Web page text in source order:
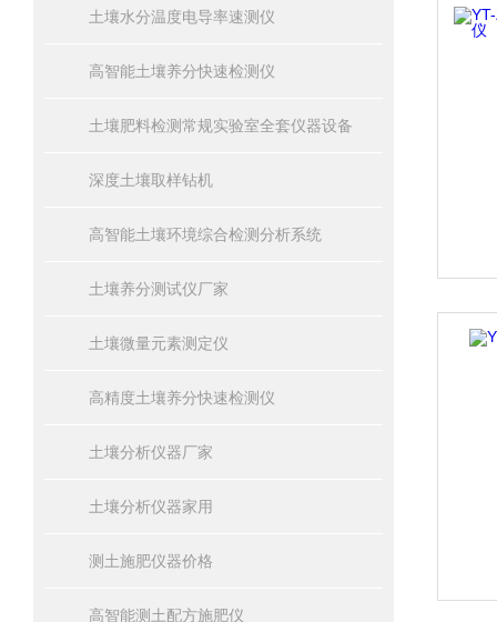
土壤水分温度电导率速测仪
高智能土壤养分快速检测仪
土壤肥料检测常规实验室全套仪器设备
深度土壤取样钻机
高智能土壤环境综合检测分析系统
土壤养分测试仪厂家
土壤微量元素测定仪
高精度土壤养分快速检测仪
土壤分析仪器厂家
土壤分析仪器家用
测土施肥仪器价格
高智能测土配方施肥仪